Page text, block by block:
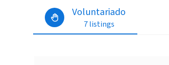
Voluntariado
7 listings